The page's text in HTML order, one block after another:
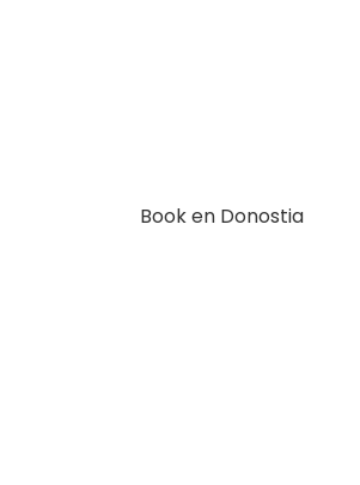
Book en Donostia